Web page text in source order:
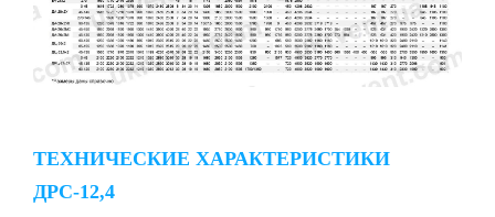
ТЕХНИЧЕСКИЕ ХАРАКТЕРИСТИКИ
ДРС-12,4